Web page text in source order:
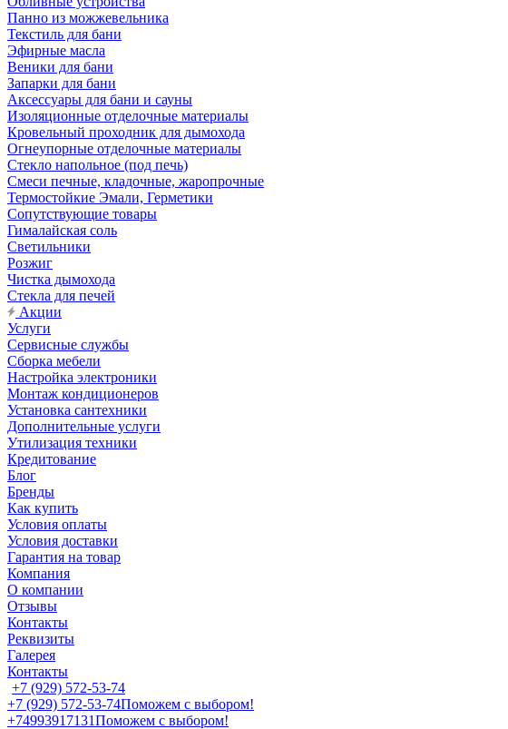
Панно из можжевельника
Текстиль для бани
Эфирные масла
Веники для бани
Запарки для бани
Аксессуары для бани и сауны
Изоляционные отделочные материалы
Кровельный проходник для дымохода
Огнеупорные отделочные материалы
Стекло напольное (под печь)
Смеси печные, кладочные, жаропрочные
Термостойкие Эмали, Герметики
Сопутствующие товары
Гималайская соль
Светильники
Розжиг
Чистка дымохода
Стекла для печей
Акции
Услуги
Сервисные службы
Сборка мебели
Настройка электроники
Монтаж кондиционеров
Установка сантехники
Дополнительные услуги
Утилизация техники
Кредитование
Блог
Бренды
Как купить
Условия оплаты
Условия доставки
Гарантия на товар
Компания
О компании
Отзывы
Контакты
Реквизиты
Галерея
Контакты
+7 (929) 572-53-74
+7 (929) 572-53-74Поможем с выбором!
+74993917131Поможем с выбором!